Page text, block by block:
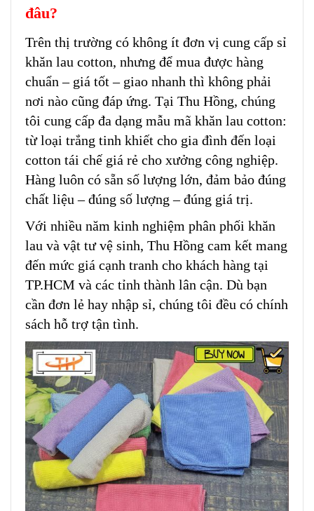
đâu?
Trên thị trường có không ít đơn vị cung cấp sỉ
khăn lau cotton, nhưng để mua được hàng
chuẩn – giá tốt – giao nhanh thì không phải
nơi nào cũng đáp ứng. Tại Thu Hồng, chúng
tôi cung cấp đa dạng mẫu mã khăn lau cotton:
từ loại trắng tinh khiết cho gia đình đến loại
cotton tái chế giá rẻ cho xưởng công nghiệp.
Hàng luôn có sẵn số lượng lớn, đảm bảo đúng
chất liệu – đúng số lượng – đúng giá trị.
Với nhiều năm kinh nghiệm phân phối khăn
lau và vật tư vệ sinh, Thu Hồng cam kết mang
đến mức giá cạnh tranh cho khách hàng tại
TP.HCM và các tỉnh thành lân cận. Dù bạn
cần đơn lẻ hay nhập sỉ, chúng tôi đều có chính
sách hỗ trợ tận tình.